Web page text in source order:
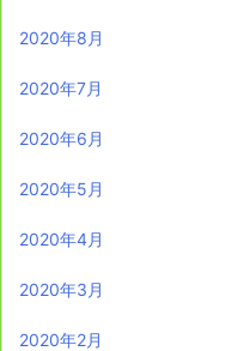
2020年8月
2020年7月
2020年6月
2020年5月
2020年4月
2020年3月
2020年2月